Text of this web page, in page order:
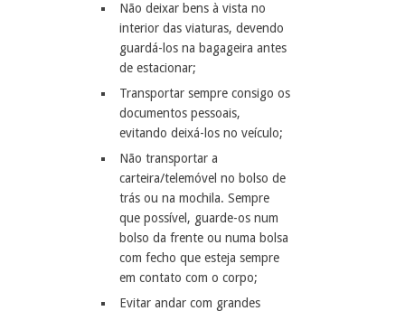
Não deixar bens à vista no
interior das viaturas, devendo
guardá-los na bagageira antes
de estacionar;
Transportar sempre consigo os
documentos pessoais,
evitando deixá-los no veículo;
Não transportar a
carteira/telemóvel no bolso de
trás ou na mochila. Sempre
que possível, guarde-os num
bolso da frente ou numa bolsa
com fecho que esteja sempre
em contato com o corpo;
Evitar andar com grandes